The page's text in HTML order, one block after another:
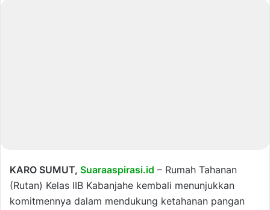
KARO SUMUT, Suaraaspirasi.id – Rumah Tahanan
(Rutan) Kelas IIB Kabanjahe kembali menunjukkan
komitmennya dalam mendukung ketahanan pangan